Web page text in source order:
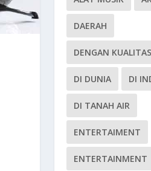
DAERAH
DENGAN
DI DUNIA DI
DI TANAH AIR
ENTERTAIMENT
ENTERTAINMENT